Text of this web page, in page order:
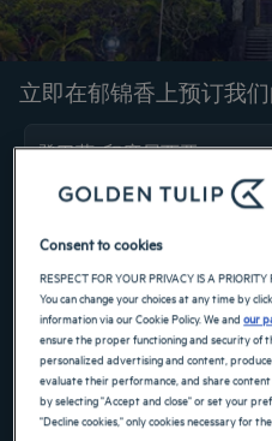
立即在郁锦香上预订我
寻找
添加特惠代码
Consent to cookies
RESPECT FOR YOUR PRIVACY IS A PRIORITY
You can change your choices at any time by
information via our Cookie Policy. We andour
ensure the proper functioning and security of
personalized advertising and content,
evaluate their performance, and share content
by selecting "Accept and close" or set your
"Decline cookies," only cookies necessary for